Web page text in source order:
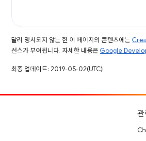
달리 명시되지 않는 한 이 페이지의 콘텐츠에는
선스가 부여됩니다. 자세한 내용은 Google
최종 업데이트: 2019-05-02(UTC)